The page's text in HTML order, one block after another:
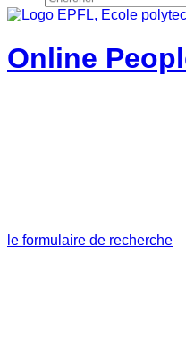
Online
le formulaire de recherche